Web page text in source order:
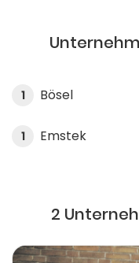
1 Bösel
1 Emstek
2